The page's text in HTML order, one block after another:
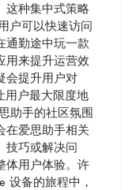
这种集中式策略
户可以快速访问
通勤途中玩一款
用来提升运营效
会提升用户对
用户最大限度地
助手的社区氛围
在爱思助手相关
技巧或解决问
体用户体验。许
设备的旅程中，